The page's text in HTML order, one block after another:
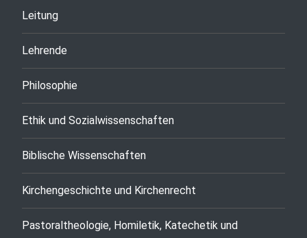
Leitung
Lehrende
Philosophie
Ethik und Sozialwissenschaften
Biblische Wissenschaften
Kirchengeschichte und Kirchenrecht
Pastoraltheologie, Homiletik, Katechetik und